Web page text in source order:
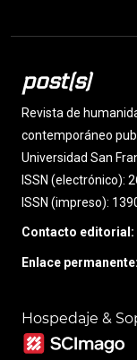
post(s)
Revista de
contemporáneo
Universidad San
ISSN (electrónico):
ISSN (impreso):
Contacto editorial:
Enlace permanente:
Hospedaje &